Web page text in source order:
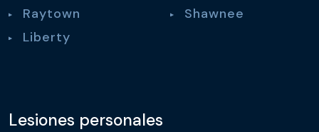
Raytown
Liberty
Shawnee
Lesiones personales